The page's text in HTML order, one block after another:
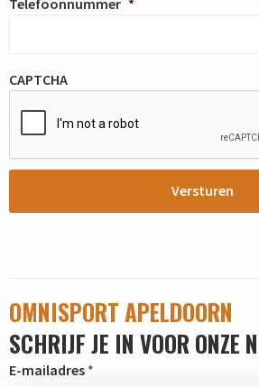
CAPTCHA
OMNISPORT APELDOORN
SCHRIJF JE IN VOOR ONZE
E-mailadres *